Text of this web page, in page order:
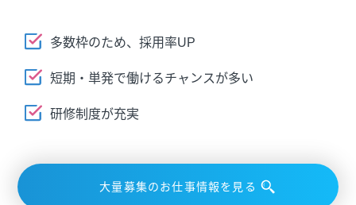
多数枠のため、採用率UP
短期・単発で働けるチャンスが多い
研修制度が充実
大量募集のお仕事情報を見る